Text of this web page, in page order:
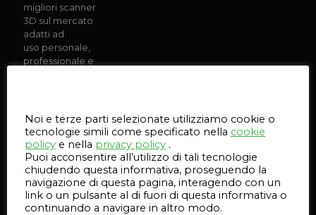
migliori scanner
3D sul mercato
adatti ad
uso personale,
professionale e
autorizzato dei
migliori brand
disponibili sarai
assistito in tutte
le fasi che
accompagnano
la[…]
Noi e terze parti selezionate utilizziamo cookie o
tecnologie simili come specificato nella cookie
policy e nella privacy policy .
Puoi acconsentire all’utilizzo di tali tecnologie
chiudendo questa informativa, proseguendo la
navigazione di questa pagina, interagendo con un
link o un pulsante al di fuori di questa informativa o
continuando a navigare in altro modo.